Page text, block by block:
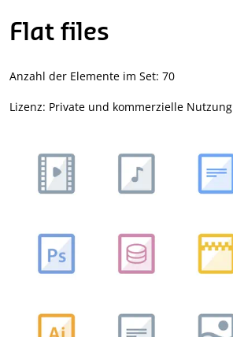
Flat files
Anzahl der Elemente im Set: 70
Lizenz: Private und kommerzielle Nutzung